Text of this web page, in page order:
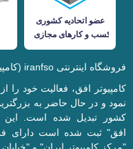
فروشگاه اینترنتی iranfso (کامپیوتر افق)
نمود و در حال حاضر به
کشور تبدیل شده است. این
افق" ثبت شده است دارای